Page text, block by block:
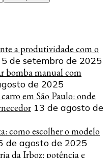
a produtividade com o
5 de setembro de 2025
bomba manual com
de 2025
em São Paulo: onde
13 de agosto de
como escolher o modelo
de agosto de 2025
da Irboz: potência e